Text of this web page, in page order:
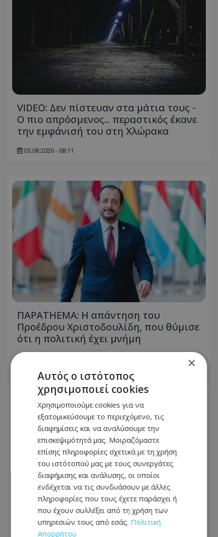
VIDEO: Δεν πίστευαν στα μάτια τους -
Ο πιο απρόσμενος... περαστικός έκανε
την εμφάνισή του στη Χλώρακα
05.08.2026 - 08:11
ΠΑΡΑTHEMA: Η απάντηση του
Προέδρου Χριστοδουλίδη, που θύμισε
ότι η πολιτική έχει μνήμη
Εθνικό Συμβούλιο ή... δοκιμαστικός
πάγκος;
×
Αυτός ο ιστότοπος
χρησιμοποιεί cookies
Χρησιμοποιούμε cookies για να
εξατομικεύσουμε το περιεχόμενο, τις
διαφημίσεις και να αναλύσουμε την
επισκεψιμότητά μας. Μοιραζόμαστε
επίσης πληροφορίες σχετικά με τη χρήση
του ιστότοπού μας με τους συνεργάτες
διαφήμισης και ανάλυσης, οι οποίοι
ενδέχεται να τις συνδυάσουν με άλλες
πληροφορίες που τους έχετε παράσχει ή
που έχουν συλλέξει από τη χρήση των
υπηρεσιών τους από εσάς. Πολιτική
Απορρήτου